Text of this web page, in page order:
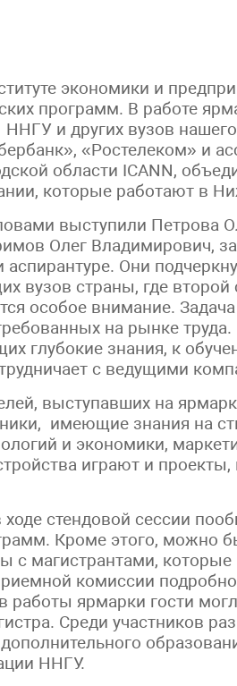
экономики и
программ. В работе
и других вузов
«Ростелеком» и
области ICANN,
которые работают в
выступили Петрова
Олег Владимирович,
аспирантуре. Они
вузов страны, где
особое внимание.
на рынке
глубокие знания, к
с ведущими
выступавших на
имеющие знания на
и экономики,
играют и
стендовой сессии
Кроме этого, можно
с магистрантами,
комиссии
работы ярмарки гости
Среди участников
ННГУ.